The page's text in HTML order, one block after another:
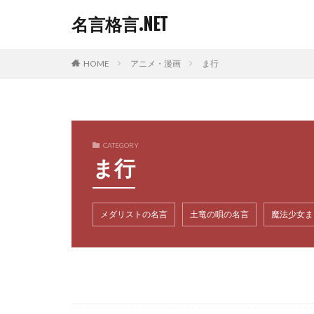
名言格言.NET
HOME アニメ・漫画 ま行
CATEGORY
ま行
メダリストの名言 土竜の唄の名言 魔法少女